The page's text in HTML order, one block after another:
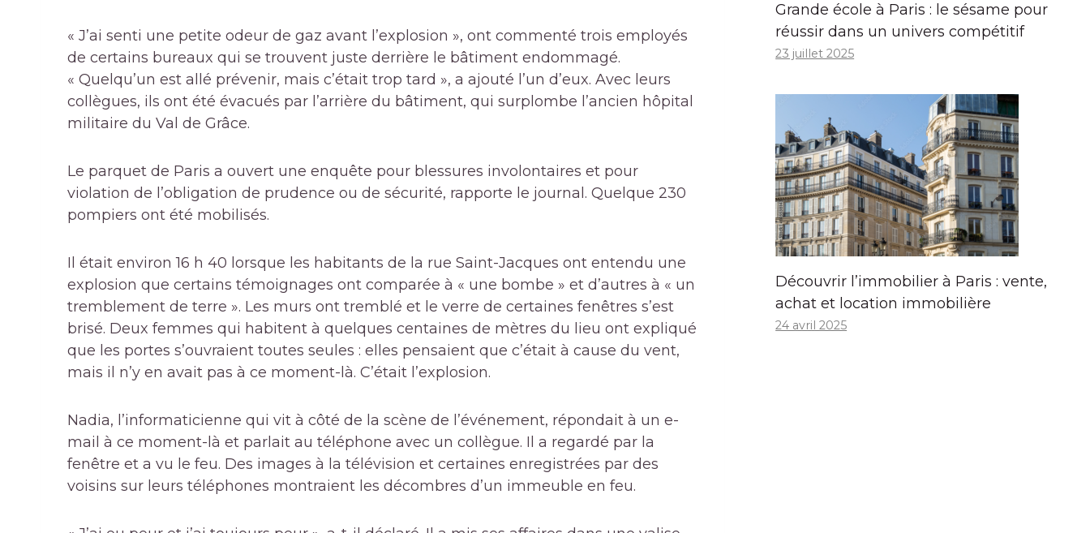
« J’ai senti une petite odeur de gaz avant l’explosion », ont commenté trois employés
de certains bureaux qui se trouvent juste derrière le bâtiment endommagé.
« Quelqu’un est allé prévenir, mais c’était trop tard », a ajouté l’un d’eux. Avec leurs
collègues, ils ont été évacués par l’arrière du bâtiment, qui surplombe l’ancien hôpital
militaire du Val de Grâce.
Le parquet de Paris a ouvert une enquête pour blessures involontaires et pour
violation de l’obligation de prudence ou de sécurité, rapporte le journal. Quelque 230
pompiers ont été mobilisés.
Il était environ 16 h 40 lorsque les habitants de la rue Saint-Jacques ont entendu une
explosion que certains témoignages ont comparée à « une bombe » et d’autres à « un
tremblement de terre ». Les murs ont tremblé et le verre de certaines fenêtres s’est
brisé. Deux femmes qui habitent à quelques centaines de mètres du lieu ont expliqué
que les portes s’ouvraient toutes seules : elles pensaient que c’était à cause du vent,
mais il n’y en avait pas à ce moment-là. C’était l’explosion.
Nadia, l’informaticienne qui vit à côté de la scène de l’événement, répondait à un e-
mail à ce moment-là et parlait au téléphone avec un collègue. Il a regardé par la
fenêtre et a vu le feu. Des images à la télévision et certaines enregistrées par des
voisins sur leurs téléphones montraient les décombres d’un immeuble en feu.
Grande école à Paris : le sésame pour
réussir dans un univers compétitif
23 juillet 2025
Découvrir l’immobilier à Paris : vente,
achat et location immobilière
24 avril 2025